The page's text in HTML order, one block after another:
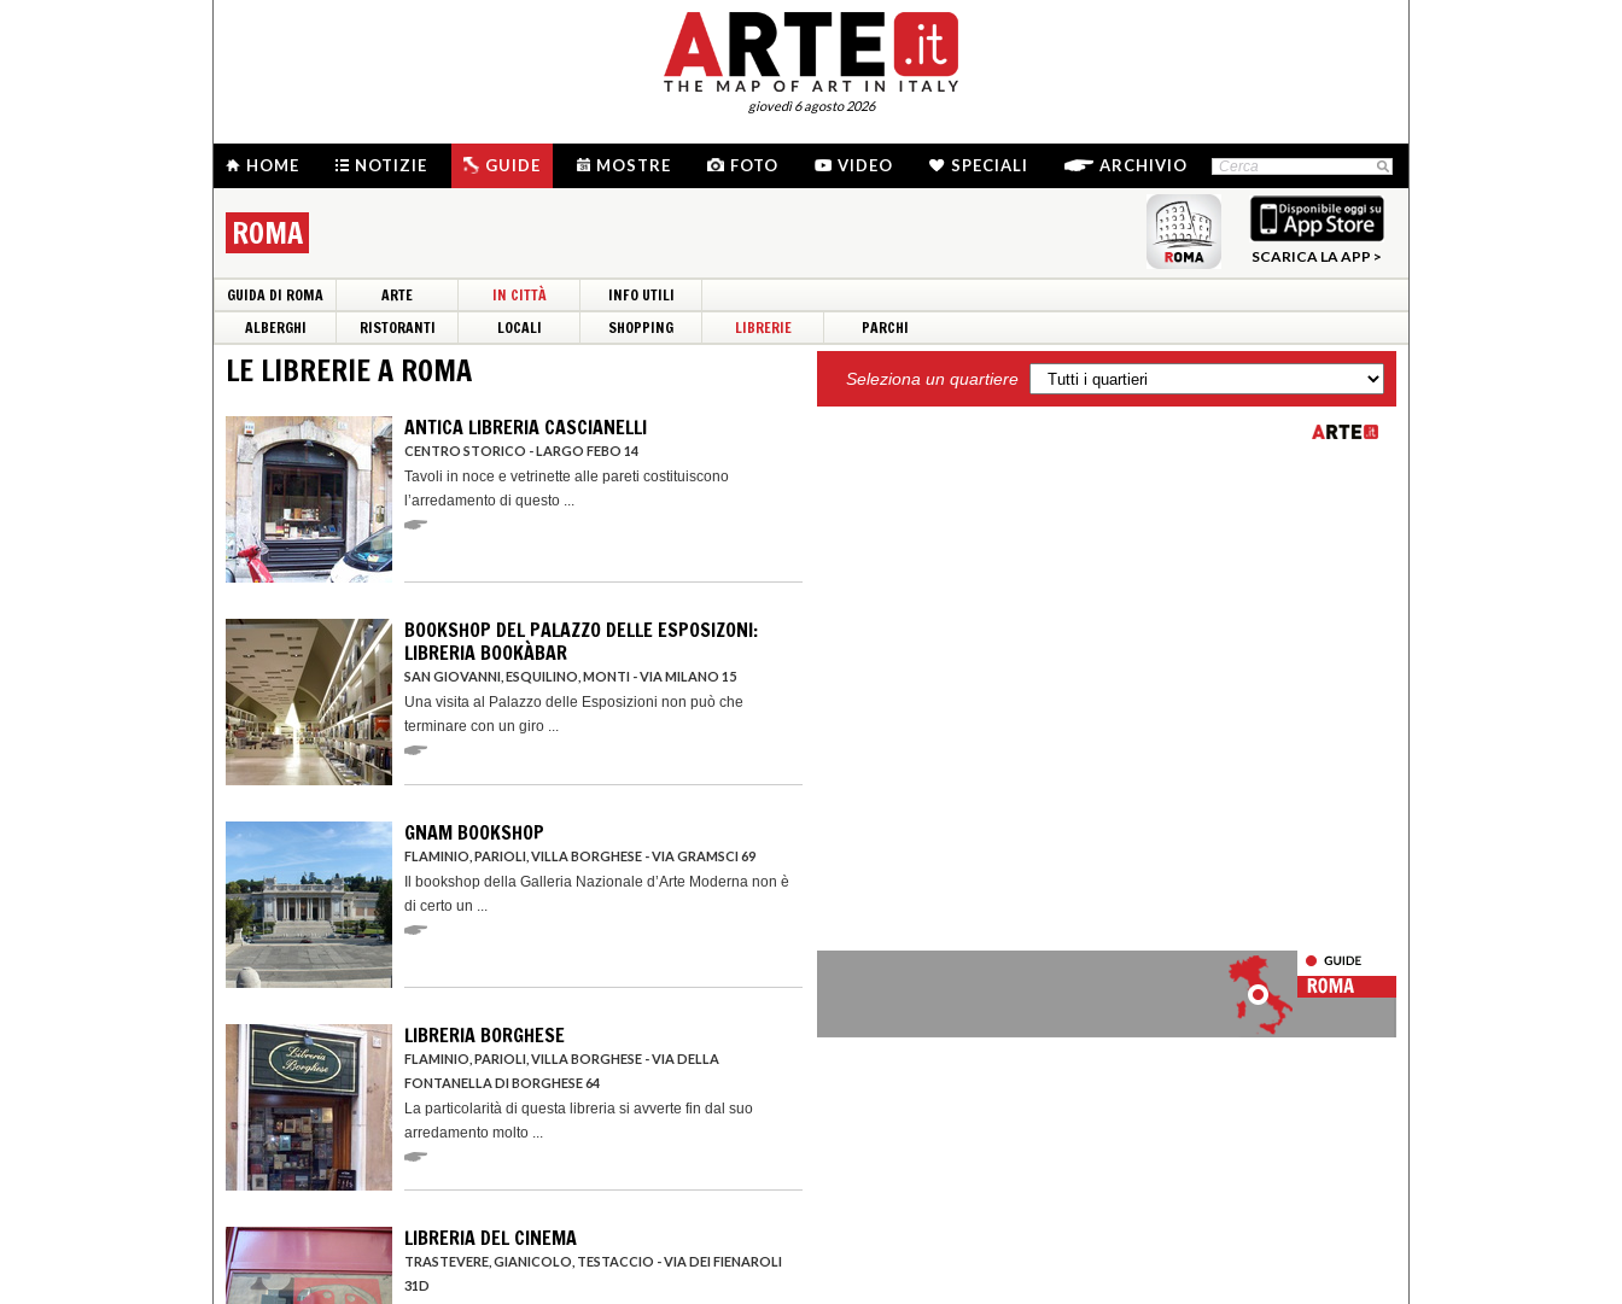
giovedì 6 agosto 2026
HOME NOTIZIE GUIDE MOSTRE FOTO VIDEO SPECIALI ARCHIVIO
ROMA
SCARICA LA APP >
GUIDA DI ROMA ARTE IN CITTÀ
INFO UTILI
ALBERGHI
RISTORANTI LOCALI SHOPPING LIBRERIE PARCHI
LE LIBRERIE A ROMA
ANTICA LIBRERIA CASCIANELLI
CENTRO STORICO - LARGO FEBO 14
Tavoli in noce e vetrinette alle pareti costituiscono
l’arredamento di questo ...
BOOKSHOP DEL PALAZZO DELLE ESPOSIZONI:
LIBRERIA BOOKÀBAR
SAN GIOVANNI, ESQUILINO, MONTI - VIA MILANO 15
Una visita al Palazzo delle Esposizioni non può che
terminare con un giro ...
GNAM BOOKSHOP
FLAMINIO, PARIOLI, VILLA BORGHESE - VIA GRAMSCI 69
Il bookshop della Galleria Nazionale d’Arte Moderna non è
di certo un ...
LIBRERIA BORGHESE
FLAMINIO, PARIOLI, VILLA BORGHESE - VIA DELLA
FONTANELLA DI BORGHESE 64
La particolarità di questa libreria si avverte fin dal suo
arredamento molto ...
LIBRERIA DEL CINEMA
TRASTEVERE, GIANICOLO, TESTACCIO - VIA DEI FIENAROLI
31D
Seleziona un quartiere